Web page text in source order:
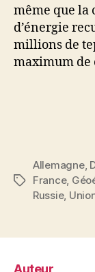
même que la
d’énergie
millions de
maximum de
Étiquettes
Allemagne,
France,
Russie,
Auteur